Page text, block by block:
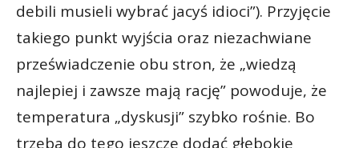
debili musieli wybrać jacyś idioci”). Przyjęcie
takiego punkt wyjścia oraz niezachwiane
przeświadczenie obu stron, że „wiedzą
najlepiej i zawsze mają rację” powoduje, że
temperatura „dyskusji” szybko rośnie. Bo
trzeba do tego jeszcze dodać głębokie